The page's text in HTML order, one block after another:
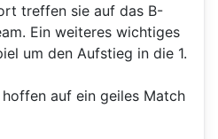
treffen sie auf das B-
Ein weiteres wichtiges
um den Aufstieg in die 1.
auf ein geiles Match